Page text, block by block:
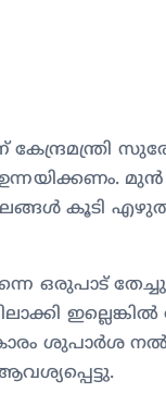
കേന്ദ്രമന്ത്രി
മുൻ
കൂടി
ഒരുപാട്
ഇല്ലെങ്കിൽ
ശുപാർശ